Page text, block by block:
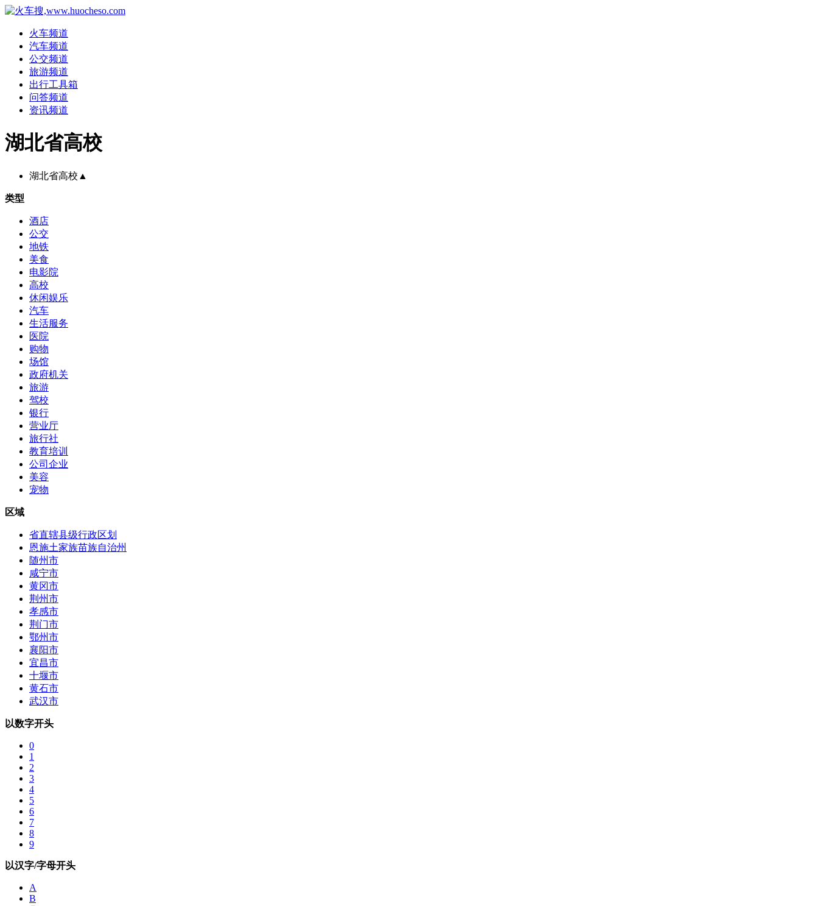
火车频道
汽车频道
公交频道
旅游频道
出行工具箱
问答频道
资讯频道
湖北省高校
湖北省高校 ▲
类型
酒店
公交
地铁
美食
电影院
高校
休闲娱乐
汽车
生活服务
医院
购物
场馆
政府机关
旅游
驾校
银行
营业厅
旅行社
教育培训
公司企业
美容
宠物
区域
省直辖县级行政区划
恩施土家族苗族自治州
随州市
咸宁市
黄冈市
荆州市
孝感市
荆门市
鄂州市
襄阳市
宜昌市
十堰市
黄石市
武汉市
以数字开头
0
1
2
3
4
5
6
7
8
9
以汉字/字母开头
A
B